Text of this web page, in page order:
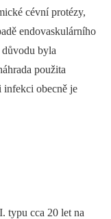
cévní protézy,
endovaskulárního
byla
použita
obecně je
typu cca 20 let na